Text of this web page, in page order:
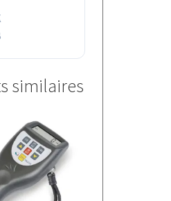
similaires